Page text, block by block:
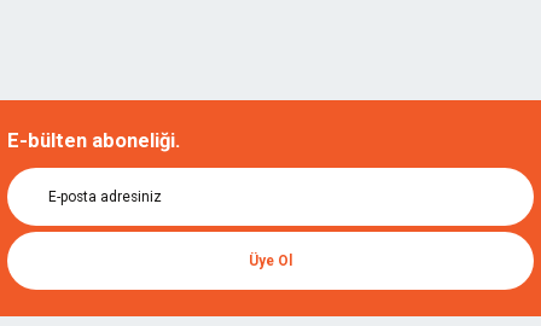
E-bülten aboneliği.
Üye Ol